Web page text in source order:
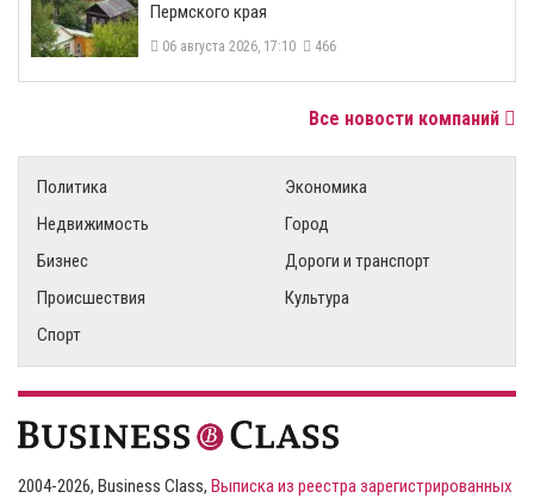
Пермского края
06 августа 2026, 17:10 466
Все новости компаний
Политика
Экономика
Недвижимость
Город
Бизнес
Дороги и транспорт
Происшествия
Культура
Спорт
2004-2026, Business Class, Выписка из реестра зарегистрированных